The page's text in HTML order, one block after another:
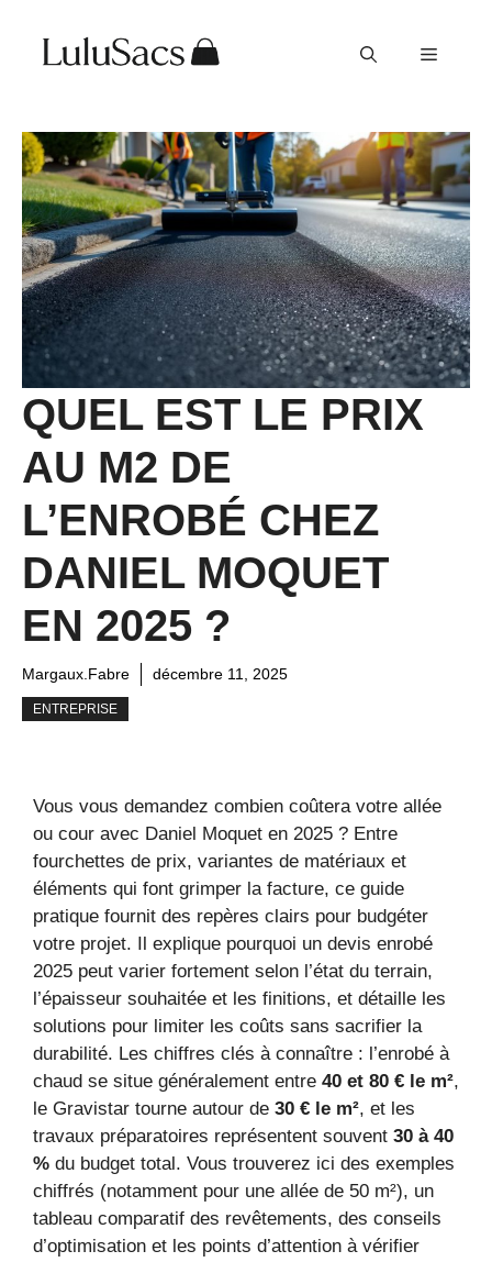
contenu
Menu
QUEL EST LE PRIX
AU M2 DE
L’ENROBÉ CHEZ
DANIEL MOQUET
EN 2025 ?
Margaux.Fabre décembre 11, 2025
ENTREPRISE
Vous vous demandez combien coûtera votre allée
ou cour avec Daniel Moquet en 2025 ? Entre
fourchettes de prix, variantes de matériaux et
éléments qui font grimper la facture, ce guide
pratique fournit des repères clairs pour budgéter
votre projet. Il explique pourquoi un devis enrobé
2025 peut varier fortement selon l’état du terrain,
l’épaisseur souhaitée et les finitions, et détaille les
solutions pour limiter les coûts sans sacrifier la
durabilité. Les chiffres clés à connaître : l’enrobé à
chaud se situe généralement entre 40 et 80 € le m²,
le Gravistar tourne autour de 30 € le m², et les
travaux préparatoires représentent souvent 30 à 40
% du budget total. Vous trouverez ici des exemples
chiffrés (notamment pour une allée de 50 m²), un
tableau comparatif des revêtements, des conseils
d’optimisation et les points d’attention à vérifier